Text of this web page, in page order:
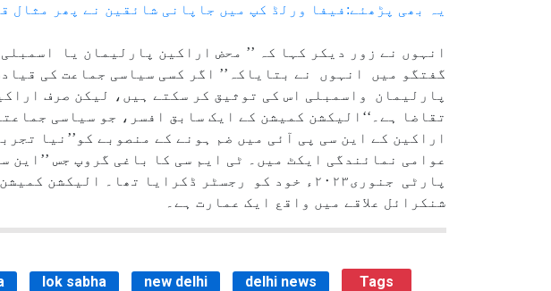
یہ بھی پڑھئے:فیفا ورلڈ کپ میں جاپانی شائقین نے پھر مثال
انہوں نے زور دیکر کہا کہ ’’ محض اراکین پارلیمان یا
گفتگو میں انہوں نے بتایاکہ’’ اگر کسی سیاسی جماعت کی
پارلیمان واسمبلی اس کی توثیق کر سکتے ہیں، لیکن صرف
تقاضا ہے۔‘‘الیکشن کمیشن کے ایک سابق افسر، جو سیاسی
اراکین کے این سی پی آئی میں ضم ہونے کے منصوبے کو’’نیا
عوامی نمائندگی ایکٹ میں۔ ٹی ایم سی کا باغی گروپ جس ’’این
پارٹی جنوری۲۰۲۳ء خود کو رجسٹر ڈکرایا تھا۔
شنکرائل علاقے میں واقع ایک عمارت ہے۔
lok sabha new delhi delhi news Tags